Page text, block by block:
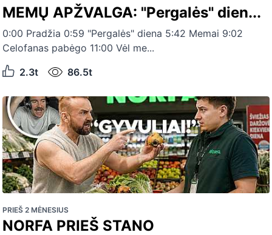
MEMŲ APŽVALGA: "Pergalės" dien...
0:00 Pradžia 0:59 "Pergalės" diena 5:42 Memai 9:02
Celofanas pabėgo 11:00 Vėl me...
2.3t
86.5t
PRIEŠ 2 MĖNESIUS
NORFA PRIEŠ STANO